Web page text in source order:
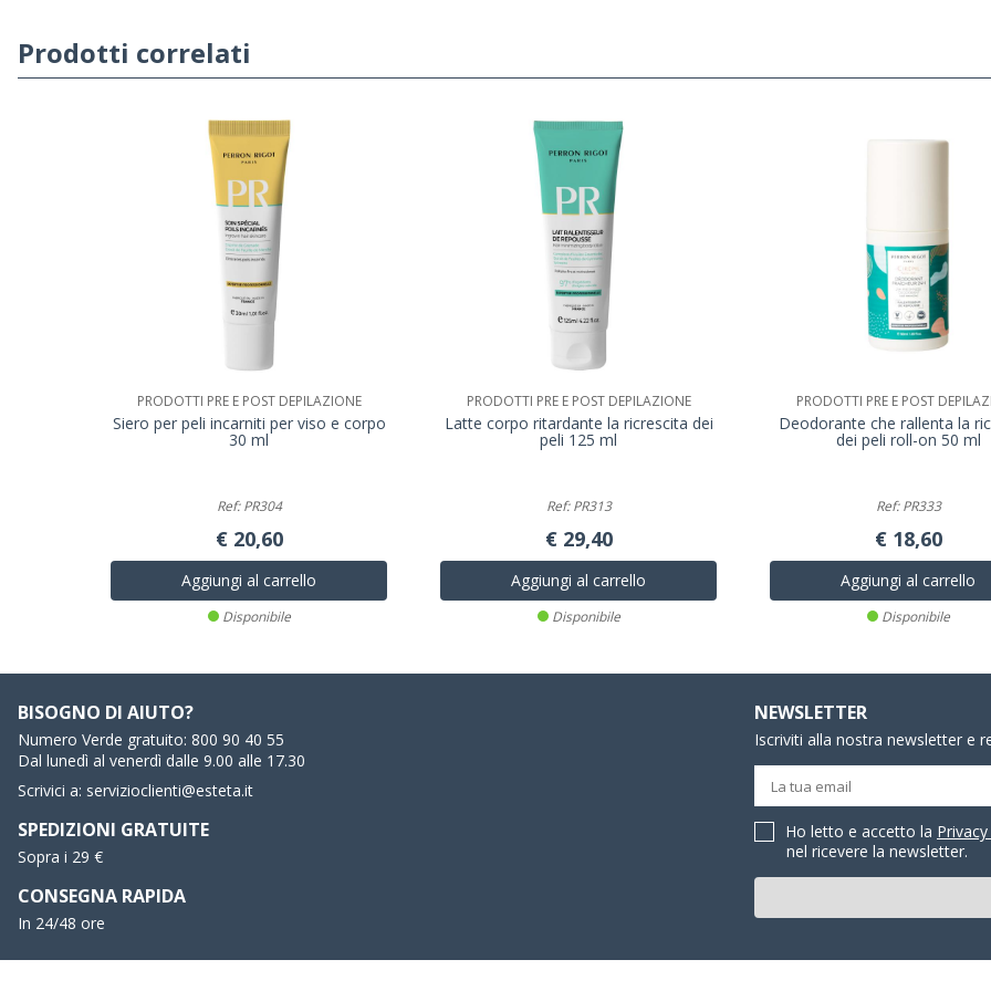
Prodotti correlati
PRODOTTI PRE E POST DEPILAZIONE
Siero per peli incarniti per viso e corpo
30 ml
Ref: PR304
€ 20,60
Aggiungi al carrello
Disponibile
PRODOTTI PRE E POST DEPILAZIONE
Latte corpo ritardante la ricrescita dei
peli 125 ml
Ref: PR313
€ 29,40
Aggiungi al carrello
Disponibile
PRODOTTI PRE E POST
Deodorante che rallenta la
dei peli roll-on 50 ml
Ref: PR333
€ 18,60
Aggiungi al carrello
Disponibile
BISOGNO DI AIUTO?
Numero Verde gratuito: 800 90 40 55
Dal lunedì al venerdì dalle 9.00 alle 17.30
Scrivici a: servizioclienti@esteta.it
SPEDIZIONI GRATUITE
Sopra i 29 €
CONSEGNA RAPIDA
In 24/48 ore
NEWSLETTER
Iscriviti alla nostra newsletter e
Ho letto e accetto la
nel ricevere la newsletter.